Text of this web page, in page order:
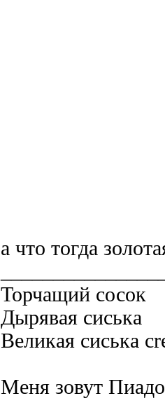
а что тогда
Торчащий сосок
Дырявая сиська
Великая сиська
Меня зовут